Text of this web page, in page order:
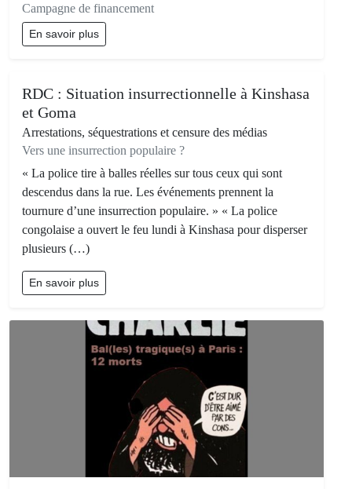
Campagne de financement
En savoir plus
RDC : Situation insurrectionnelle à Kinshasa
et Goma
Arrestations, séquestrations et censure des médias
Vers une insurrection populaire ?
« La police tire à balles réelles sur tous ceux qui sont
descendus dans la rue. Les événements prennent la
tournure d’une insurrection populaire. » « La police
congolaise a ouvert le feu lundi à Kinshasa pour disperser
plusieurs (…)
En savoir plus